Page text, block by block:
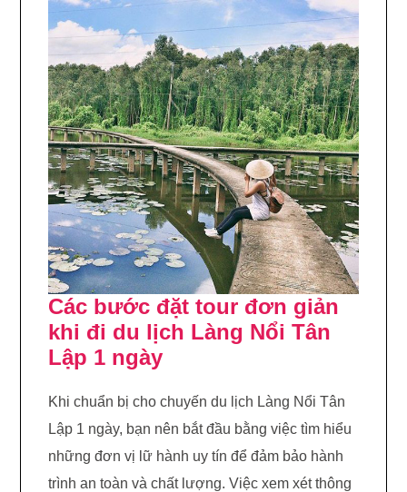
Các bước đặt tour đơn giản
khi đi du lịch Làng Nổi Tân
Lập 1 ngày
Khi chuẩn bị cho chuyến du lịch Làng Nổi Tân
Lập 1 ngày, bạn nên bắt đầu bằng việc tìm hiểu
những đơn vị lữ hành uy tín để đảm bảo hành
trình an toàn và chất lượng. Việc xem xét thông